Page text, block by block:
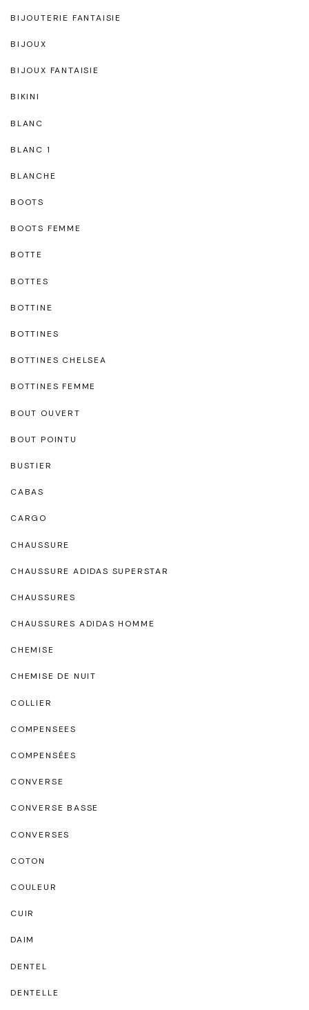
BIJOUTERIE FANTAISIE
BIJOUX
BIJOUX FANTAISIE
BIKINI
BLANC
BLANC 1
BLANCHE
BOOTS
BOOTS FEMME
BOTTE
BOTTES
BOTTINE
BOTTINES
BOTTINES CHELSEA
BOTTINES FEMME
BOUT OUVERT
BOUT POINTU
BUSTIER
CABAS
CARGO
CHAUSSURE
CHAUSSURE ADIDAS SUPERSTAR
CHAUSSURES
CHAUSSURES ADIDAS HOMME
CHEMISE
CHEMISE DE NUIT
COLLIER
COMPENSEES
COMPENSÉES
CONVERSE
CONVERSE BASSE
CONVERSES
COTON
COULEUR
CUIR
DAIM
DENTEL
DENTELLE